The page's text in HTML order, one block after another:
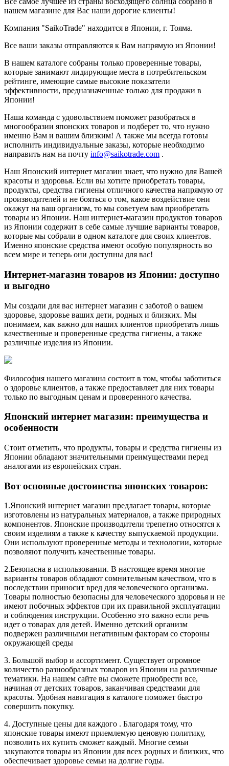
нашем магазине для Вас наши дорогие клиенты!
Компания "SaikoTrade" находится в Японии, г. Тояма.
Все ваши заказы отправляются к Вам напрямую из Японии!
В нашем каталоге собраны только проверенные товары,
которые занимают лидирующие места в потребительском
рейтинге, имеющие самые высокие показатели
эффективности, предназначенные только для продажи в
Японии!
Наша команда с удовольствием поможет разобраться в
многообразии японских товаров и подберет то, что нужно
именно Вам и вашим близким! А также мы всегда готовы
исполнить индивидуальные заказы, которые необходимо
направить нам на почту info@saikotrade.com .
Наш Японский интернет магазин знает, что нужно для Вашей
красоты и здоровья. Если вы хотите приобретать товары,
продукты, средства гигиены отличного качества напрямую от
производителей и не бояться о том, какое воздействие они
окажут на ваш организм, то мы советуем вам приобретать
товары из Японии. Наш интернет-магазин продуктов товаров
из Японии содержит в себе самые лучшие варианты товаров,
которые мы собрали в одном каталоге для своих клиентов.
Именно японские средства имеют особую популярность во
всем мире и теперь они доступны для вас!
Интернет-магазин товаров из Японии: доступно
и выгодно
Мы создали для вас интернет магазин с заботой о вашем
здоровье, здоровье ваших дети, родных и близких. Мы
понимаем, как важно для наших клиентов приобретать лишь
качественные и проверенные средства гигиены, а также
различные изделия из Японии.
Философия нашего магазина состоит в том, чтобы заботиться
о здоровье клиентов, а также предоставляет для них товары
только по выгодным ценам и проверенного качества.
Японский интернет магазин: преимущества и
особенности
Стоит отметить, что продукты, товары и средства гигиены из
Японии обладают значительными преимуществами перед
аналогами из европейских стран.
Вот основные достоинства японских товаров:
1.Японский интернет магазин предлагает товары, которые
изготовлены из натуральных материалов, а также природных
компонентов. Японские производители трепетно относятся к
своим изделиям а также к качеству выпускаемой продукции.
Они используют проверенные методы и технологии, которые
позволяют получить качественные товары.
2.Безопасна в использовании. В настоящее время многие
варианты товаров обладают сомнительным качеством, что в
последствии приносит вред для человеческого организма.
Товары полностью безопасны для человеческого здоровья и не
имеют побочных эффектов при их правильной эксплуатации
и соблюдения инструкции. Особенно это важно если речь
идет о товарах для детей. Именно детский организм
подвержен различными негативным факторам со стороны
окружающей среды
3. Большой выбор и ассортимент. Существует огромное
количество разнообразных товаров из Японии на различные
тематики. На нашем сайте вы сможете приобрести все,
начиная от детских товаров, заканчивая средствами для
красоты. Удобная навигация в каталоге поможет быстро
совершить покупку.
4. Доступные цены для каждого . Благодаря тому, что
японские товары имеют приемлемую ценовую политику,
позволить их купить сможет каждый. Многие семьи
закупаются товары из Японии для всех родных и близких, что
обеспечивает здоровье семьи на долгие годы.